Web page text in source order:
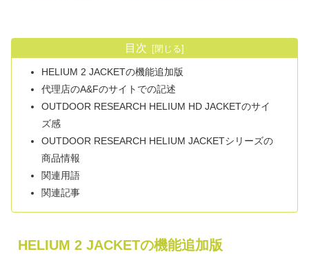
目次
HELIUM 2 JACKETの機能追加版
代理店のA&Fのサイトでの記述
OUTDOOR RESEARCH HELIUM HD JACKETのサイ
ズ感
OUTDOOR RESEARCH HELIUM JACKETシリーズの
商品情報
関連用語
関連記事
HELIUM 2 JACKETの機能追加版